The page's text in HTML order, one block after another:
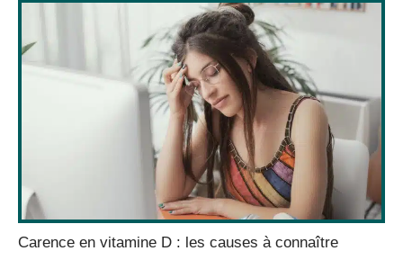
Carence en vitamine D : les causes à connaître